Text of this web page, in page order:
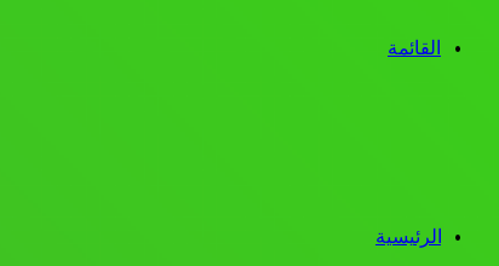
القائمة
الرئيسية